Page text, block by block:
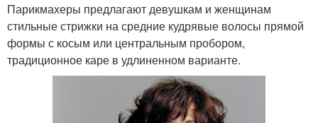
Парикмахеры предлагают девушкам и женщинам
стильные стрижки на средние кудрявые волосы прямой
формы с косым или центральным пробором,
традиционное каре в удлиненном варианте.